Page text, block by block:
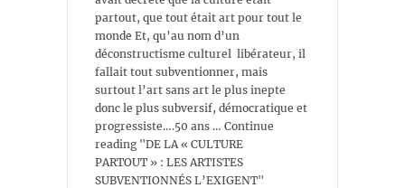
partout, que tout était art pour tout le
monde Et, qu’au nom d’un
déconstructisme culturel libérateur, il
fallait tout subventionner, mais
surtout l’art sans art le plus inepte
donc le plus subversif, démocratique et
progressiste….50 ans … Continue
reading "DE LA « CULTURE
PARTOUT » : LES ARTISTES
SUBVENTIONNÉS L’EXIGENT"